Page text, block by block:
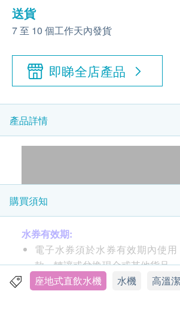
送貨
7 至 10 個工作天內發貨
即睇全店產品
產品詳情
產品介紹
購買須知
水券有效期:
電子水券須於水券有效期內使
款、轉讓或兌換現金或其他貨品
何臨時更改的送貨地址。
座地式直飲水機 水機 高溫